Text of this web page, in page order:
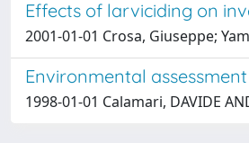
Effects of larviciding on
2001-01-01 Crosa, Giuseppe;
Environmental
1998-01-01 Calamari, DAVIDE